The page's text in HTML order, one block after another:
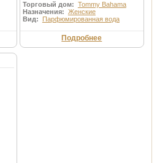
Торговый дом: Tommy Bahama
Назначения: Женские
Вид: Парфюмированная вода
Подробнее